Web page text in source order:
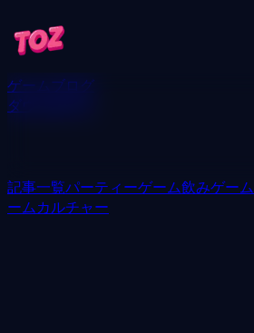
ゲーム ブログ
ダウンロード
記事一覧パーティーゲーム飲みゲーム
ームカルチャー